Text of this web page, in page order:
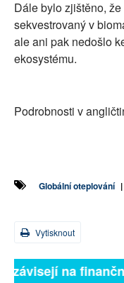
Dále bylo zjištěno,
sekvestrovaný v
ale ani pak nedošlo
ekosystému.
Podrobnosti v
Globální oteplování |
Vytisknout
na